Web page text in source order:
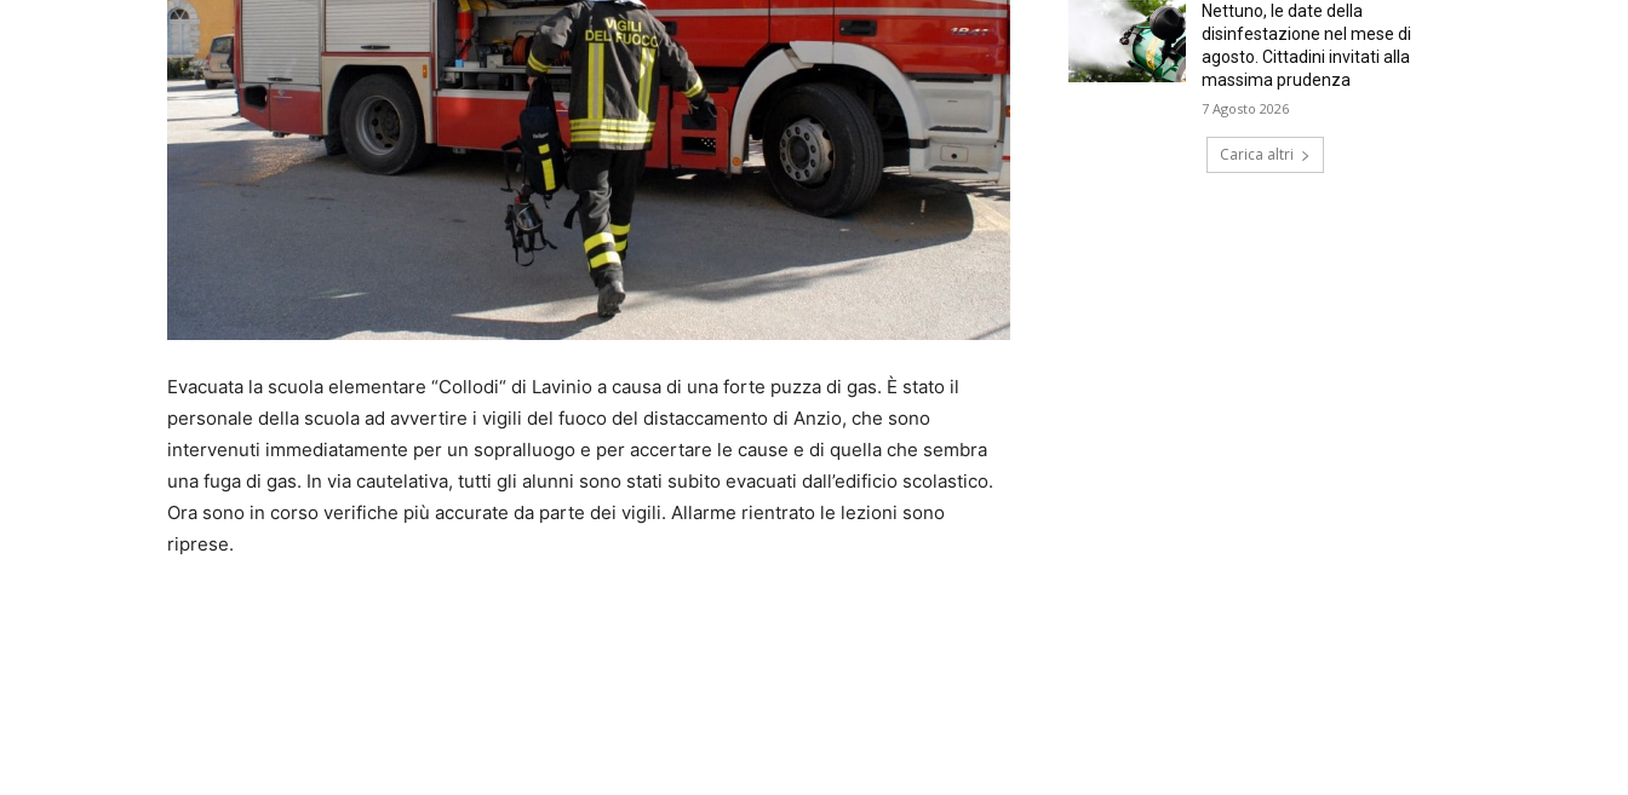
Evacuata la scuola elementare “Collodi“ di Lavinio a causa di una forte puzza di gas. È stato il
personale della scuola ad avvertire i vigili del fuoco del distaccamento di Anzio, che sono
intervenuti immediatamente per un sopralluogo e per accertare le cause e di quella che sembra
una fuga di gas. In via cautelativa, tutti gli alunni sono stati subito evacuati dall’edificio scolastico.
Ora sono in corso verifiche più accurate da parte dei vigili. Allarme rientrato le lezioni sono
riprese.
Nettuno, le date della
disinfestazione nel mese di
agosto. Cittadini invitati alla
massima prudenza
7 Agosto 2026
Carica altri